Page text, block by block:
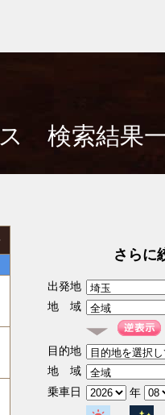
検索結果
さらに
出発地
地 域
目的地
地 域
乗車日
年